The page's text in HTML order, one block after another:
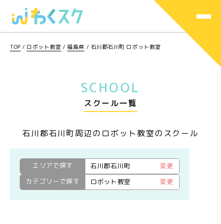
TOP / ロボット教室 /福島県 / 石川郡石川町 ロボット教室
SCHOOL
スクール一覧
石川郡石川町周辺のロボット教室のスクール
エリアで探す 石川郡石川町
変更
カテゴリーで探す
ロボット教室 変更